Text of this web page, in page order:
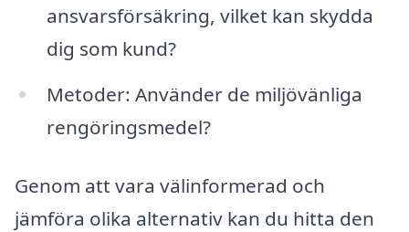
ansvarsförsäkring, vilket kan skydda
dig som kund?
Metoder: Använder de miljövänliga
rengöringsmedel?
Genom att vara välinformerad och
jämföra olika alternativ kan du hitta den